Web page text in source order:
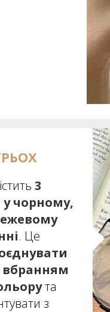
3
у чорному,
. Це
вбранням
та
з